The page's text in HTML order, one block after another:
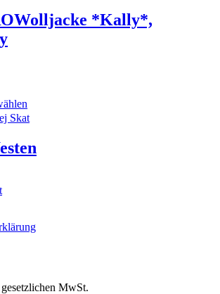
Wolljacke *Kally*,
Skat
MwSt.